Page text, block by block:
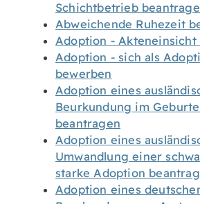
Schichtbetrieb
Abweichende Ruhezeit
Adoption - Akteneinsicht
Adoption - sich als
bewerben
Adoption eines
Beurkundung im
beantragen
Adoption eines
Umwandlung einer
starke Adoption
Adoption eines